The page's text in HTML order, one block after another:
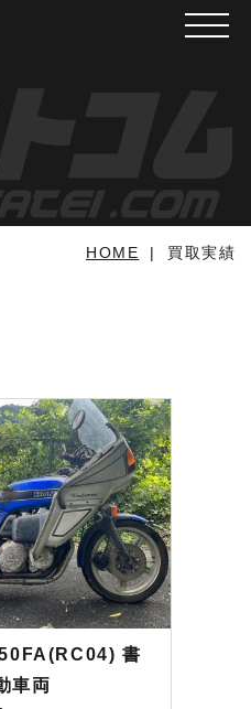
メニ
HOME 買取実績
書
車両